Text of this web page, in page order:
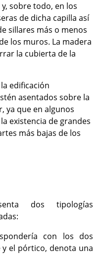
sobre todo, en los
de dicha capilla así
sillares más o menos
los muros. La madera
la cubierta de la
edificación
asentados sobre la
ya que en algunos
existencia de grandes
más bajas de los
dos tipologías
con los dos
el pórtico, denota una